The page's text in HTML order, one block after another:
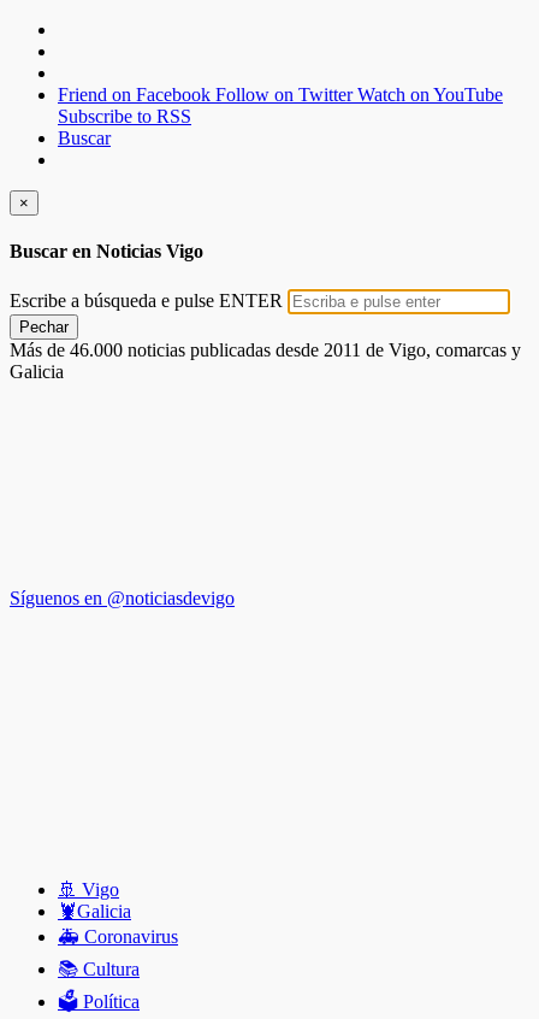
Friend on Facebook Follow on Twitter Watch on YouTube
Subscribe to RSS
Buscar
×
Buscar en Noticias Vigo
Escribe a búsqueda e pulse ENTER
Pechar
Más de 46.000 noticias publicadas desde 2011 de Vigo, comarcas y
Galicia
Síguenos en @noticiasdevigo
🚢 Vigo
🦞️Galicia
🚑 Coronavirus
📚 Cultura
🗳️ Política